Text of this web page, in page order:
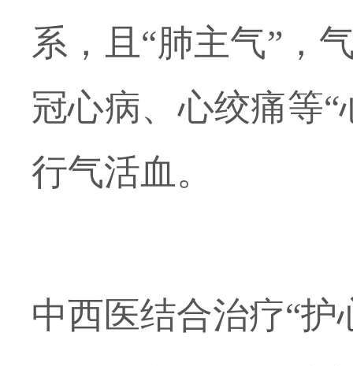
系，且“肺主气”，
冠心病、心绞痛等
行气活血。
中西医结合治疗“护